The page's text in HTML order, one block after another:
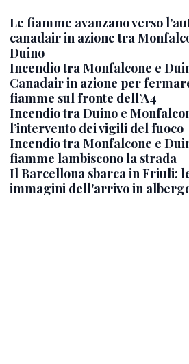
Le fiamme avanzano verso
canadair in azione tra
Duino
Incendio tra Monfalcone e
Canadair in azione per
fiamme sul fronte dell’A4
Incendio tra Duino e
l’intervento dei vigili del fuoco
Incendio tra Monfalcone e
fiamme lambiscono la strada
Il Barcellona sbarca in Friuli:
immagini dell'arrivo in